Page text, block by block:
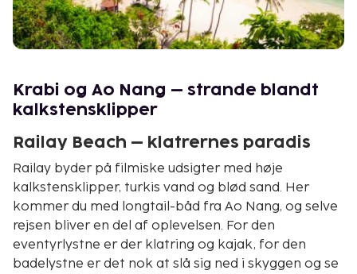
Krabi og Ao Nang – strande blandt
kalkstensklipper
Railay Beach – klatrernes paradis
Railay byder på filmiske udsigter med høje
kalkstensklipper, turkis vand og blød sand. Her
kommer du med longtail-båd fra Ao Nang, og selve
rejsen bliver en del af oplevelsen. For den
eventyrlystne er der klatring og kajak, for den
badelystne er det nok at slå sig ned i skyggen og se